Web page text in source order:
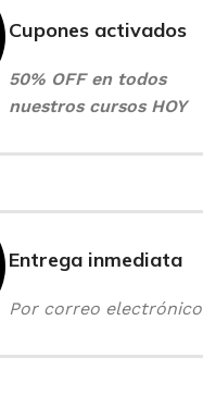
Cupones activados
50% OFF en todos
nuestros cursos HOY
Entrega inmediata
Por correo electrónico